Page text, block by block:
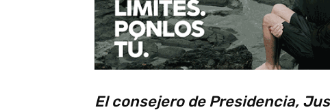
El consejero de Presidencia,